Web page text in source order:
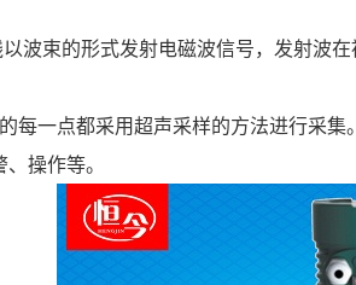
束的形式发射电磁波信号，发射波
一点都采用超声采样的方法进行采集
操作等。